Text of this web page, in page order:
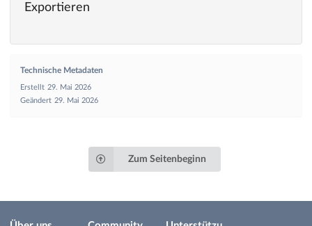
Exportieren
Technische Metadaten
Erstellt 29. Mai 2026
Geändert 29. Mai 2026
Zum Seitenbeginn